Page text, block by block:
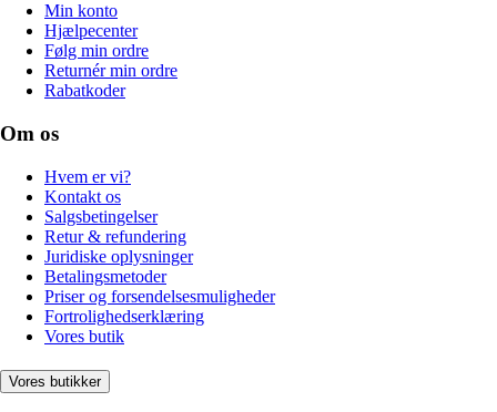
Min konto
Hjælpecenter
Følg min ordre
Returnér min ordre
Rabatkoder
Om os
Hvem er vi?
Kontakt os
Salgsbetingelser
Retur & refundering
Juridiske oplysninger
Betalingsmetoder
Priser og forsendelsesmuligheder
Fortrolighedserklæring
Vores butik
Vores butikker